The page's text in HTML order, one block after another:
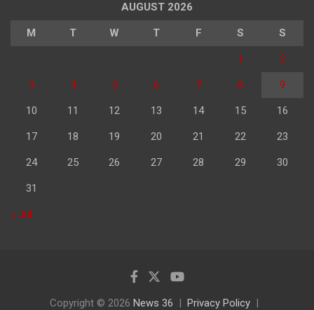
AUGUST 2026
M T W T F S S
1 2
3 4 5 6 7 8 9
10 11 12 13 14 15 16
17 18 19 20 21 22 23
24 25 26 27 28 29 30
31
« Jul
Copyright © 2026 News 36 Privacy Policy